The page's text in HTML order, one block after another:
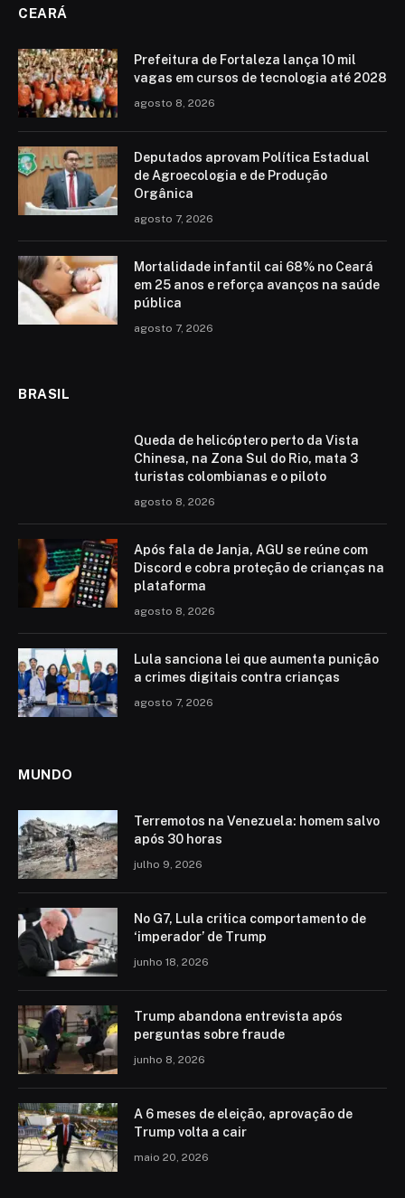
CEARÁ
Prefeitura de Fortaleza lança 10 mil
vagas em cursos de tecnologia até 2028
agosto 8, 2026
Deputados aprovam Política Estadual
de Agroecologia e de Produção
Orgânica
agosto 7, 2026
Mortalidade infantil cai 68% no Ceará
em 25 anos e reforça avanços na saúde
pública
agosto 7, 2026
BRASIL
Queda de helicóptero perto da Vista
Chinesa, na Zona Sul do Rio, mata 3
turistas colombianas e o piloto
agosto 8, 2026
Após fala de Janja, AGU se reúne com
Discord e cobra proteção de crianças na
plataforma
agosto 8, 2026
Lula sanciona lei que aumenta punição
a crimes digitais contra crianças
agosto 7, 2026
MUNDO
Terremotos na Venezuela: homem salvo
após 30 horas
julho 9, 2026
No G7, Lula critica comportamento de
‘imperador’ de Trump
junho 18, 2026
Trump abandona entrevista após
perguntas sobre fraude
junho 8, 2026
A 6 meses de eleição, aprovação de
Trump volta a cair
maio 20, 2026